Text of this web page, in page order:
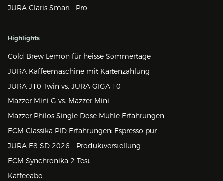
JURA Claris Smart+ Pro
Highlights
Cold Brew Lemon für heisse Sommertage
JURA Kaffeemaschine mit Kartenzahlung
JURA J10 Twin vs. JURA GIGA 10
Mazzer Mini G vs. Mazzer Mini
Mazzer Philos Single Dose Mühle Erfahrungen
ECM Classika PID Erfahrungen: Espresso pur
JURA E8 SD 2026 - Produktvorstellung
ECM Synchronika 2 Test
Kaffeeabo